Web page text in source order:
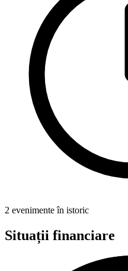
2 evenimente în istoric
Situații financiare